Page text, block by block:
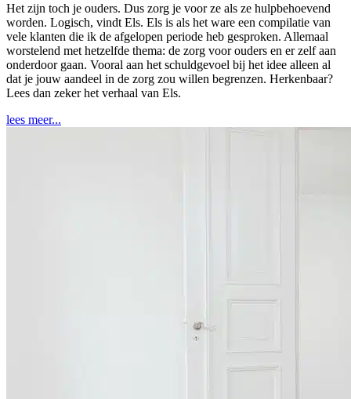
Het zijn toch je ouders. Dus zorg je voor ze als ze hulpbehoevend
worden. Logisch, vindt Els. Els is als het ware een compilatie van
vele klanten die ik de afgelopen periode heb gesproken. Allemaal
worstelend met hetzelfde thema: de zorg voor ouders en er zelf aan
onderdoor gaan. Vooral aan het schuldgevoel bij het idee alleen al
dat je jouw aandeel in de zorg zou willen begrenzen. Herkenbaar?
Lees dan zeker het verhaal van Els.
lees meer...